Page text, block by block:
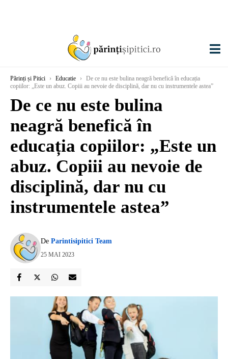
Părinți și Pitici › Educatie ›
De ce nu este bulina neagră benefică în educația
copiilor: „Este un abuz. Copiii au nevoie de disciplină, dar nu cu instrumentele astea”
De ce nu este bulina
neagră benefică în
educația copiilor: „Este un
abuz. Copiii au nevoie de
disciplină, dar nu cu
instrumentele astea”
De Parintisipitici Team
25 MAI 2023